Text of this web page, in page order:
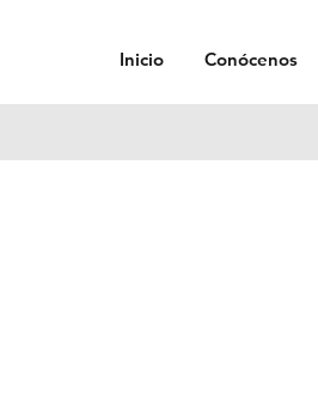
Inicio Conócenos